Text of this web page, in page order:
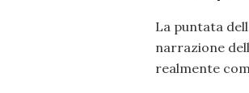
La puntata
narrazione
realmente